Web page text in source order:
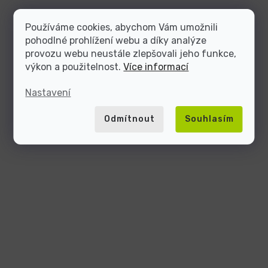
Používáme cookies, abychom Vám umožnili
pohodlné prohlížení webu a díky analýze
provozu webu neustále zlepšovali jeho funkce,
výkon a použitelnost.Více informací
Nastavení
Odmítnout Souhlasím